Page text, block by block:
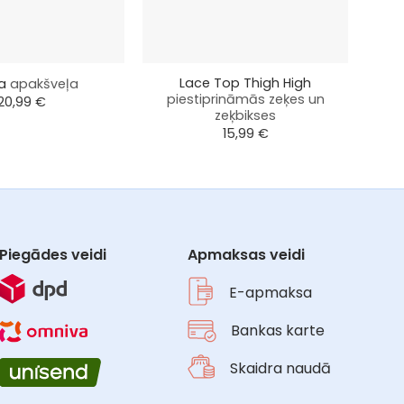
apakšveļa
€
Lace Top Thigh High
piestiprināmās zeķes un
zeķbikses
15,99 €
Piegādes veidi
Apmaksas veidi
E-apmaksa
Bankas karte
Skaidra naudā